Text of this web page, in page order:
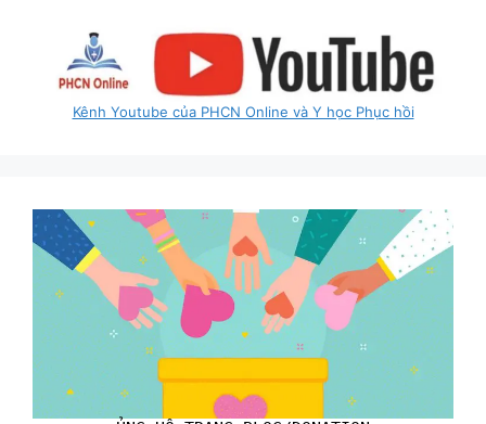
Kênh Youtube của PHCN Online và Y học Phục hồi